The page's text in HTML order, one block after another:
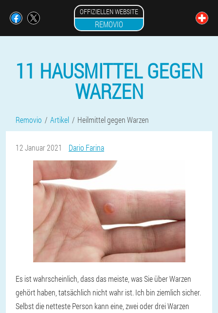
OFFIZIELLEN WEBSITE
REMOVIO
11 HAUSMITTEL GEGEN
WARZEN
Removio Artikel Heilmittel gegen Warzen
12 Januar 2021 Dario Farina
Es ist wahrscheinlich, dass das meiste, was Sie über Warzen
gehört haben, tatsächlich nicht wahr ist. Ich bin ziemlich sicher.
Selbst die netteste Person kann eine, zwei oder drei Warzen